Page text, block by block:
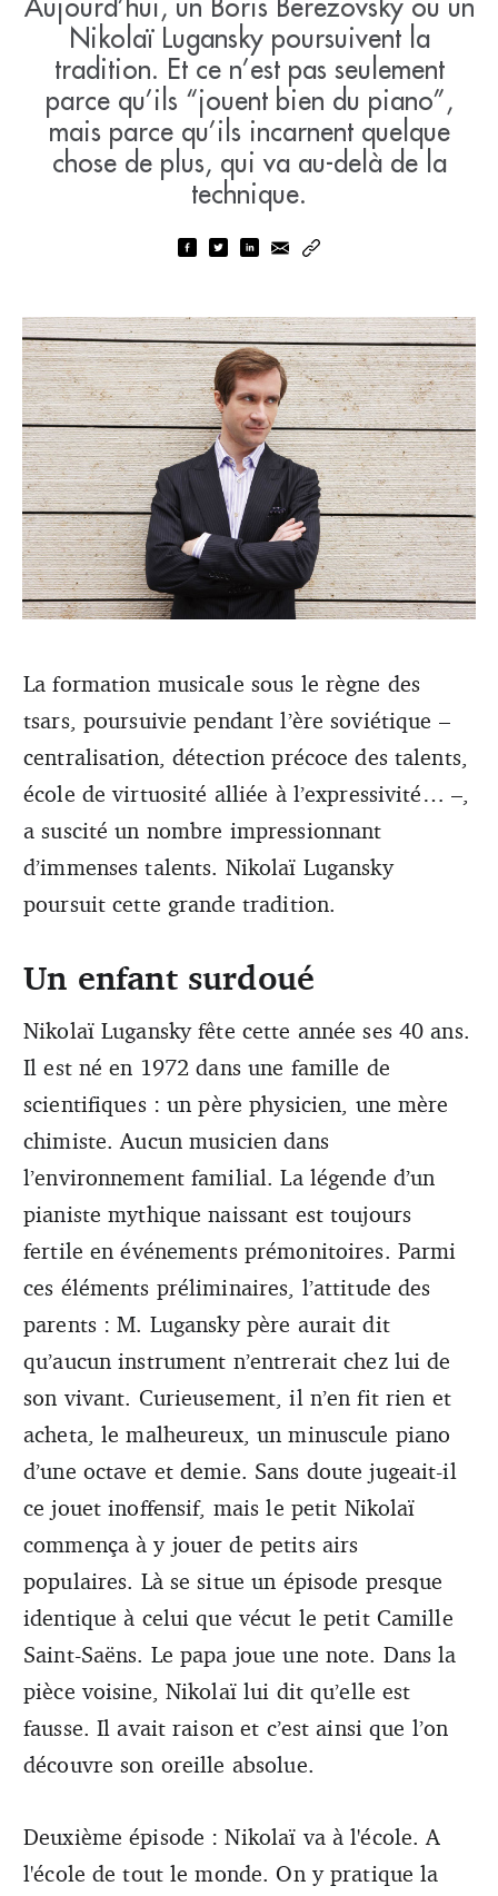
Nikolaï Lugansky poursuivent la
tradition. Et ce n’est pas seulement
parce qu’ils “jouent bien du piano”,
mais parce qu’ils incarnent quelque
chose de plus, qui va au-delà de la
technique.
Nikolaï Lugansky (James McMillan/Onyx)
La formation musicale sous le règne des
tsars, poursuivie pendant l’ère soviétique –
centralisation, détection précoce des talents,
école de virtuosité alliée à l’expressivité… –,
a suscité un nombre impressionnant
d’immenses talents. Nikolaï Lugansky
poursuit cette grande tradition.
Un enfant surdoué
Nikolaï Lugansky fête cette année ses 40 ans.
Il est né en 1972 dans une famille de
scientifiques : un père physicien, une mère
chimiste. Aucun musicien dans
l’environnement familial. La légende d’un
pianiste mythique naissant est toujours
fertile en événements prémonitoires. Parmi
ces éléments préliminaires, l’attitude des
parents : M. Lugansky père aurait dit
qu’aucun instrument n’entrerait chez lui de
son vivant. Curieusement, il n’en fit rien et
acheta, le malheureux, un minuscule piano
d’une octave et demie. Sans doute jugeait-il
ce jouet inoffensif, mais le petit Nikolaï
commença à y jouer de petits airs
populaires. Là se situe un épisode presque
identique à celui que vécut le petit Camille
Saint-Saëns. Le papa joue une note. Dans la
pièce voisine, Nikolaï lui dit qu’elle est
fausse. Il avait raison et c’est ainsi que l’on
découvre son oreille absolue.
Deuxième épisode : Nikolaï va à l'école. A
l'école de tout le monde. On y pratique la